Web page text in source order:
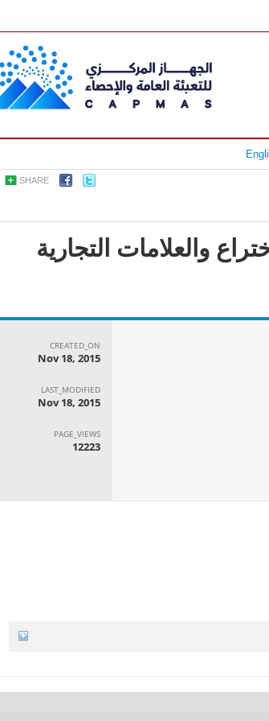
SHARE
والعلامات التجارية
CREATED_ON
Nov 18, 2015
LAST_MODIFIED
Nov 18, 2015
PAGE_VIEWS
12223